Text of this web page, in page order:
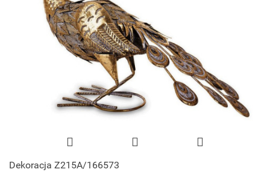
Dekoracja Z215A/166573